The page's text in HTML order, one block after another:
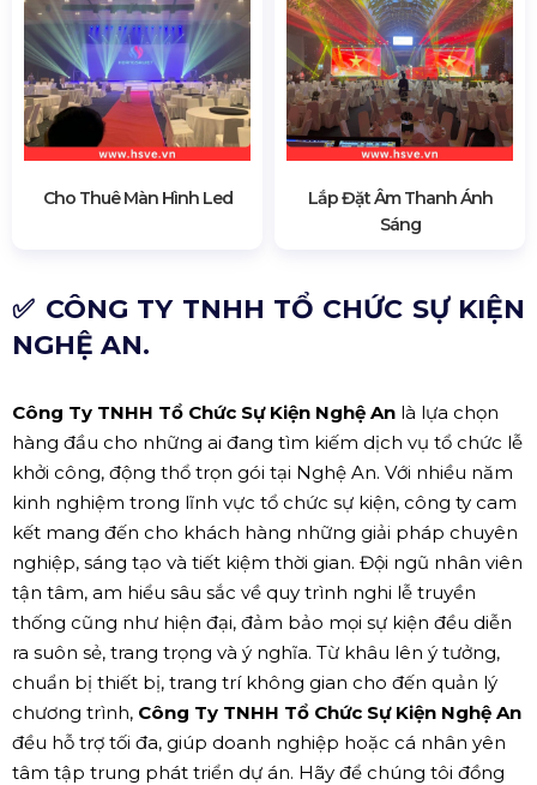
Cho Thuê Màn Hình Led
Lắp Đặt Âm Thanh Ánh
Sáng
✅ CÔNG TY TNHH TỔ CHỨC SỰ KIỆN
NGHỆ AN.
Công Ty TNHH Tổ Chức Sự Kiện Nghệ An là lựa chọn
hàng đầu cho những ai đang tìm kiếm dịch vụ tổ chức lễ
khởi công, động thổ trọn gói tại Nghệ An. Với nhiều năm
kinh nghiệm trong lĩnh vực tổ chức sự kiện, công ty cam
kết mang đến cho khách hàng những giải pháp chuyên
nghiệp, sáng tạo và tiết kiệm thời gian. Đội ngũ nhân viên
tận tâm, am hiểu sâu sắc về quy trình nghi lễ truyền
thống cũng như hiện đại, đảm bảo mọi sự kiện đều diễn
ra suôn sẻ, trang trọng và ý nghĩa. Từ khâu lên ý tưởng,
chuẩn bị thiết bị, trang trí không gian cho đến quản lý
chương trình, Công Ty TNHH Tổ Chức Sự Kiện Nghệ An
đều hỗ trợ tối đa, giúp doanh nghiệp hoặc cá nhân yên
tâm tập trung phát triển dự án. Hãy để chúng tôi đồng